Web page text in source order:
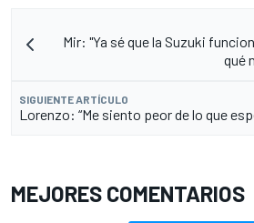
Mir: "Ya sé que la Suzuki
qué
SIGUIENTE ARTÍCULO
Lorenzo: “Me siento peor de lo que
MEJORES COMENTARIOS